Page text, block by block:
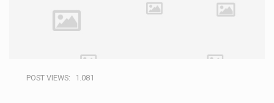
POST VIEWS: 1.081